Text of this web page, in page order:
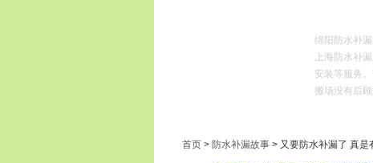
绵阳防水补
上海防水补
安装等服务
搬场没有后
服务项目
首页 > 防水补漏故事 > 又要防水补漏了 真是